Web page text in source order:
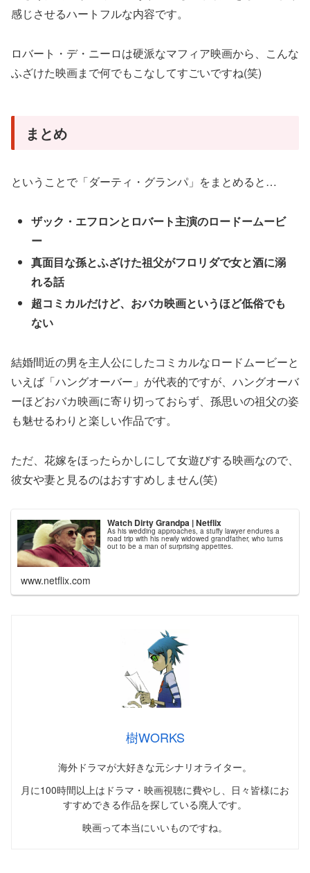
感じさせるハートフルな内容です。
ロバート・デ・ニーロは硬派なマフィア映画から、こんな
ふざけた映画まで何でもこなしてすごいですね(笑)
まとめ
ということで「ダーティ・グランパ」をまとめると…
ザック・エフロンとロバート主演のロードームービ
ー
真面目な孫とふざけた祖父がフロリダで女と酒に溺
れる話
超コミカルだけど、おバカ映画というほど低俗でも
ない
結婚間近の男を主人公にしたコミカルなロードムービーと
いえば「ハングオーバー」が代表的ですが、ハングオーバ
ーほどおバカ映画に寄り切っておらず、孫思いの祖父の姿
も魅せるわりと楽しい作品です。
ただ、花嫁をほったらかしにして女遊びする映画なので、
彼女や妻と見るのはおすすめしません(笑)
Watch Dirty Grandpa | Netflix
As his wedding approaches, a stuffy lawyer endures a
road trip with his newly widowed grandfather, who turns
out to be a man of surprising appetites.
www.netflix.com
樹WORKS
海外ドラマが大好きな元シナリオライター。
月に100時間以上はドラマ・映画視聴に費やし、日々皆様にお
すすめできる作品を探している廃人です。
映画って本当にいいものですね。